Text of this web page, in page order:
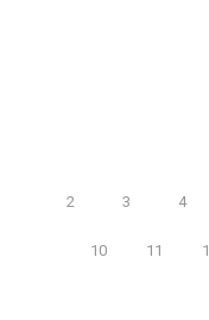
2 3 4
10 11